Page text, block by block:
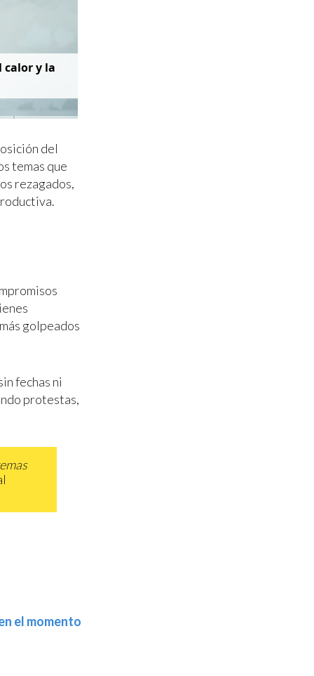
calor y la
del
temas que
rezagados,
golpeados
fechas ni
protestas,
el momento